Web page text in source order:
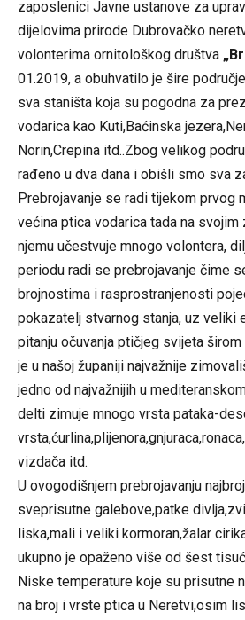
zaposlenici Javne ustanove za
dijelovima prirode Dubrovačko
volonterima ornitološkog društva
01.2019, a obuhvatilo je šire
sva staništa koja su pogodna za
vodarica kao Kuti,Baćinska
Norin,Crepina itd..Zbog velikog
rađeno u dva dana i obišli smo sva
Prebrojavanje se radi tijekom prvog
većina ptica vodarica tada na svojim
njemu učestvuje mnogo volontera,
periodu radi se prebrojavanje čime
brojnostima i rasprostranjenosti
pokazatelj stvarnog stanja, uz veliki
pitanju očuvanja ptičjeg svijeta
je u našoj županiji najvažnije
jedno od najvažnijih u
delti zimuje mnogo vrsta pataka-
vizdača itd.
U ovogodišnjem prebrojavanju
sveprisutne galebove,patke
liska,mali i veliki kormoran,žalar
ukupno je opaženo više od šest
Niske temperature koje su prisutne
na broj i vrste ptica u Neretvi,osim